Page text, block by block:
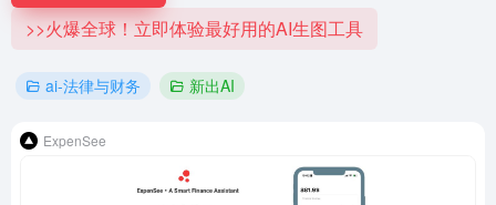
>>火爆全球！立即体验最好用的AI生图工具
ai-法律与财务 新出AI
ExpenSee